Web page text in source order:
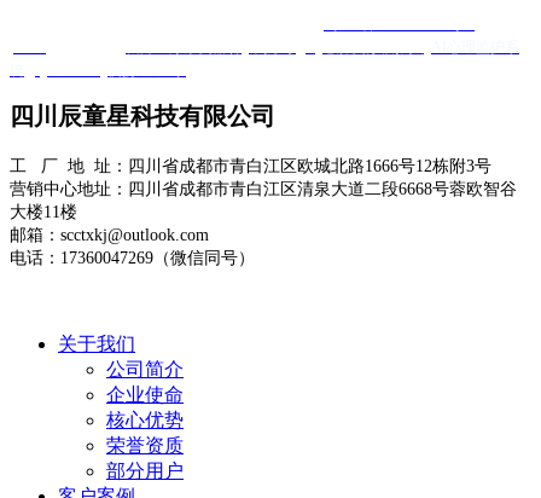
四川辰童星科技有限公司
工 厂 地 址：四川省成都市青白江区欧城北路1666号12栋附3号
营销中心地址：四川省成都市青白江区清泉大道二段6668号蓉欧智谷
大楼11楼
邮箱：scctxkj@outlook.com
电话：17360047269（微信同号）
关于我们
公司简介
企业使命
核心优势
荣誉资质
部分用户